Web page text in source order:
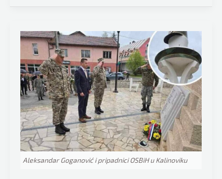
podnio
prijavu
protiv
Goganovića
i
Kneževića:
Ko
je
dozvolio
Dodiku
i
društvu
Aleksandar Goganović i pripadnici OSBiH u Kalinoviku